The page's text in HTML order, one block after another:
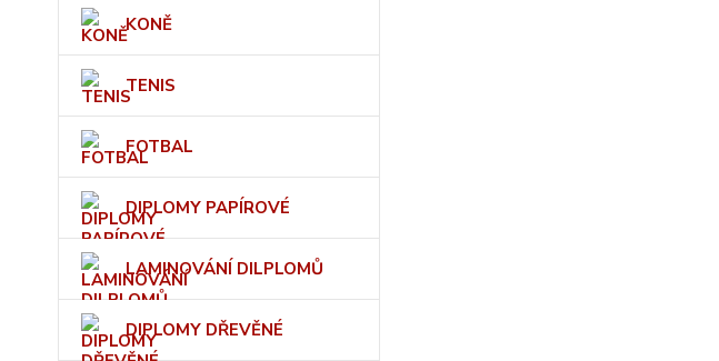
KONĚ
TENIS
FOTBAL
DIPLOMY PAPÍROVÉ
LAMINOVÁNÍ DILPLOMŮ
DIPLOMY DŘEVĚNÉ